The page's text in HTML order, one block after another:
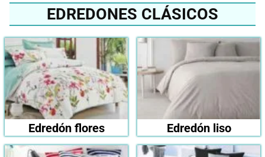
EDREDONES CLÁSICOS
Edredón flores Edredón liso